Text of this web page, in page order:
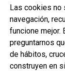
Las cookies no
navegación,
funcione mejor.
preguntarnos
de hábitos,
construyen en